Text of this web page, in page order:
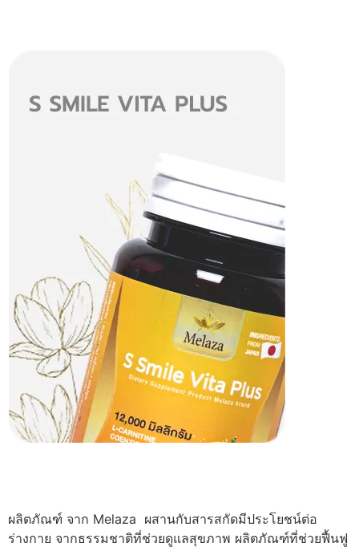
ผลิตภัณฑ์ จาก Melaza ผสานกับสารสกัดมีประโยชน์ต่อ
ร่างกาย จากธรรมชาติที่ช่วยดูแลสุขภาพ ผลิตภัณฑ์ที่ช่วยฟื้นฟู